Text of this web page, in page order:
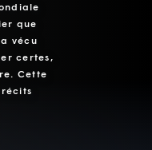
que
vécu
certes,
Cette